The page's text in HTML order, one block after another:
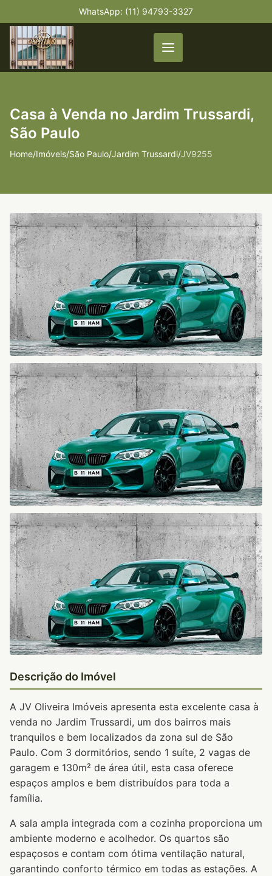
WhatsApp: (11) 94793-3327
Casa à Venda no Jardim Trussardi,
São Paulo
Home/Imóveis/São Paulo/Jardim Trussardi/JV9255
Descrição do Imóvel
A JV Oliveira Imóveis apresenta esta excelente casa à
venda no Jardim Trussardi, um dos bairros mais
tranquilos e bem localizados da zona sul de São
Paulo. Com 3 dormitórios, sendo 1 suíte, 2 vagas de
garagem e 130m² de área útil, esta casa oferece
espaços amplos e bem distribuídos para toda a
família.
A sala ampla integrada com a cozinha proporciona um
ambiente moderno e acolhedor. Os quartos são
espaçosos e contam com ótima ventilação natural,
garantindo conforto térmico em todas as estações. A